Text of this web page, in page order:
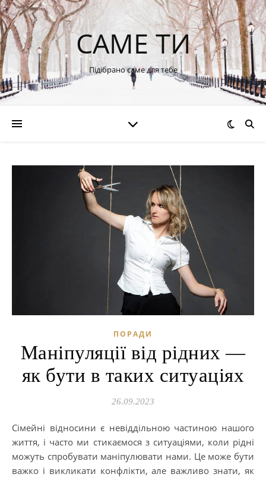
САМЕ ТИ
Підібрано саме для тебе
ПОРАДИ
Маніпуляції від рідних —
як бути в таких ситуаціях
26.09.2023
Сімейні відносини є невіддільною частиною нашого
життя, і часто ми стикаємося з ситуаціями, коли рідні
можуть спробувати маніпулювати нами. Це може бути
важко і викликати конфлікти, але важливо знати, як